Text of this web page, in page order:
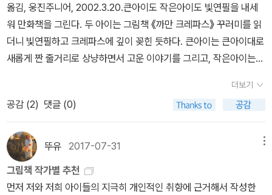
옮김, 웅진주니어, 2002.3.20.큰아이도 작은아이도 빛연필을 내세
워 만화책을 그린다. 두 아이는 그림책 《까만 크레파스》 꾸러미를 읽
더니 빛연필하고 크레파스에 깊이 꽂힌 듯하다. 큰아이는 큰아이대로
새롭게 짠 줄거리로 상냥하면서 고운 이야기를 그리고, 작은아이는
야기를 그린다. 같으면서 다른 사랑을 품고 자라는 두 아이는 서로 다
르게 이야기를 빚으니, 저마다 마무리한 만화를 서로 돌려읽으며 킥
킥 하하 즐겁다. 나카야 미와 님 그림책을 언제부터 읽었더라 하고 어
림한다. 두 아이가 우리한테 오기 앞서부터 즐겼고, 두 아이가 우리한
테 온 뒤에 이녁 여러 그림책을 하나하나 새로 만나면서 반겼다. 꽤 오
랫동안 같이한 그림책이고, 두고두고 곁에 둘 그림책 가운데 하나라
더보기
공감 (2) 댓글 (0)
뚜유 2017-07-31
그림책 작가별 추천
먼저 저와 저희 아이들의 지극히 개인적인 취향에 근거해서 작성한